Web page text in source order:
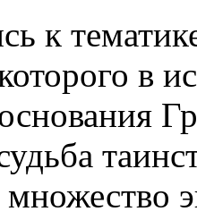
к
в
множество